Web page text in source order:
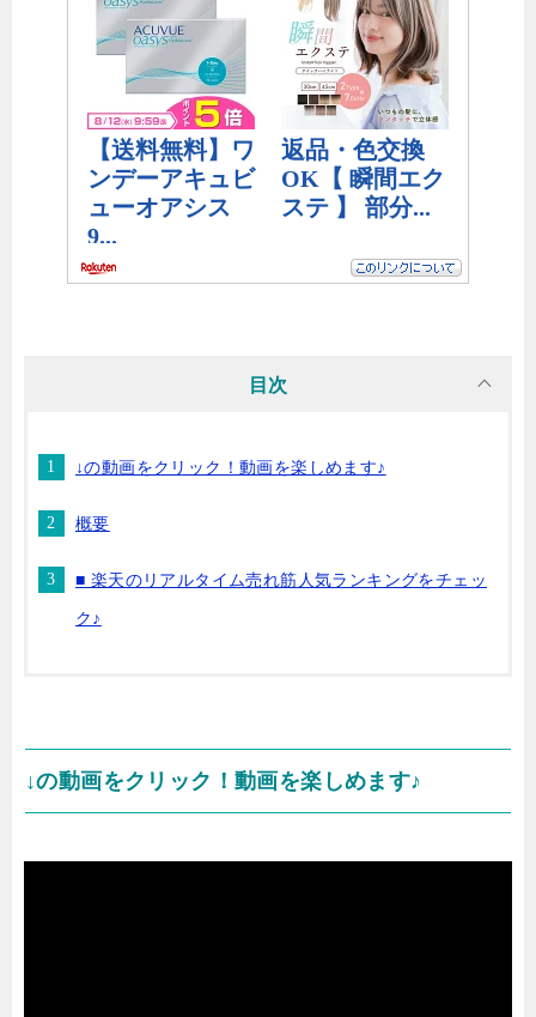
目次
↓の動画をクリック！動画を楽しめます♪
概要
■ 楽天のリアルタイム売れ筋人気ランキングをチェッ
ク♪
↓の動画をクリック！動画を楽しめます♪